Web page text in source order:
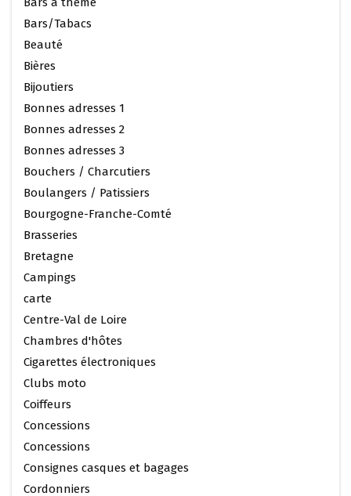
Bars/Tabacs
Beauté
Bières
Bijoutiers
Bonnes adresses 1
Bonnes adresses 2
Bonnes adresses 3
Bouchers / Charcutiers
Boulangers / Patissiers
Bourgogne-Franche-Comté
Brasseries
Bretagne
Campings
carte
Centre-Val de Loire
Chambres d'hôtes
Cigarettes électroniques
Clubs moto
Coiffeurs
Concessions
Concessions
Consignes casques et bagages
Cordonniers